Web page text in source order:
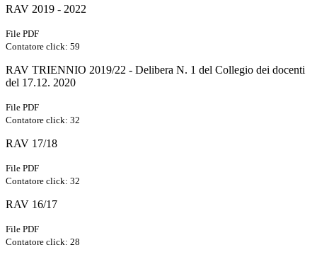
RAV 2019 - 2022
File PDF
Contatore click: 59
RAV TRIENNIO 2019/22 - Delibera N. 1 del Collegio dei docenti
del 17.12. 2020
File PDF
Contatore click: 32
RAV 17/18
File PDF
Contatore click: 32
RAV 16/17
File PDF
Contatore click: 28